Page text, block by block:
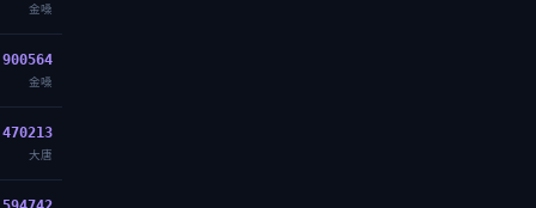
金嗓
900564
金嗓
470213
大唐